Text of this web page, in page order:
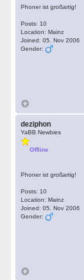
Phoner ist großartig!
Posts: 10
Location: Mainz
Joined: 05. Nov 2006
Gender:
deziphon
YaBB Newbies
Offline
Phoner ist großartig!
Posts: 10
Location: Mainz
Joined: 05. Nov 2006
Gender: